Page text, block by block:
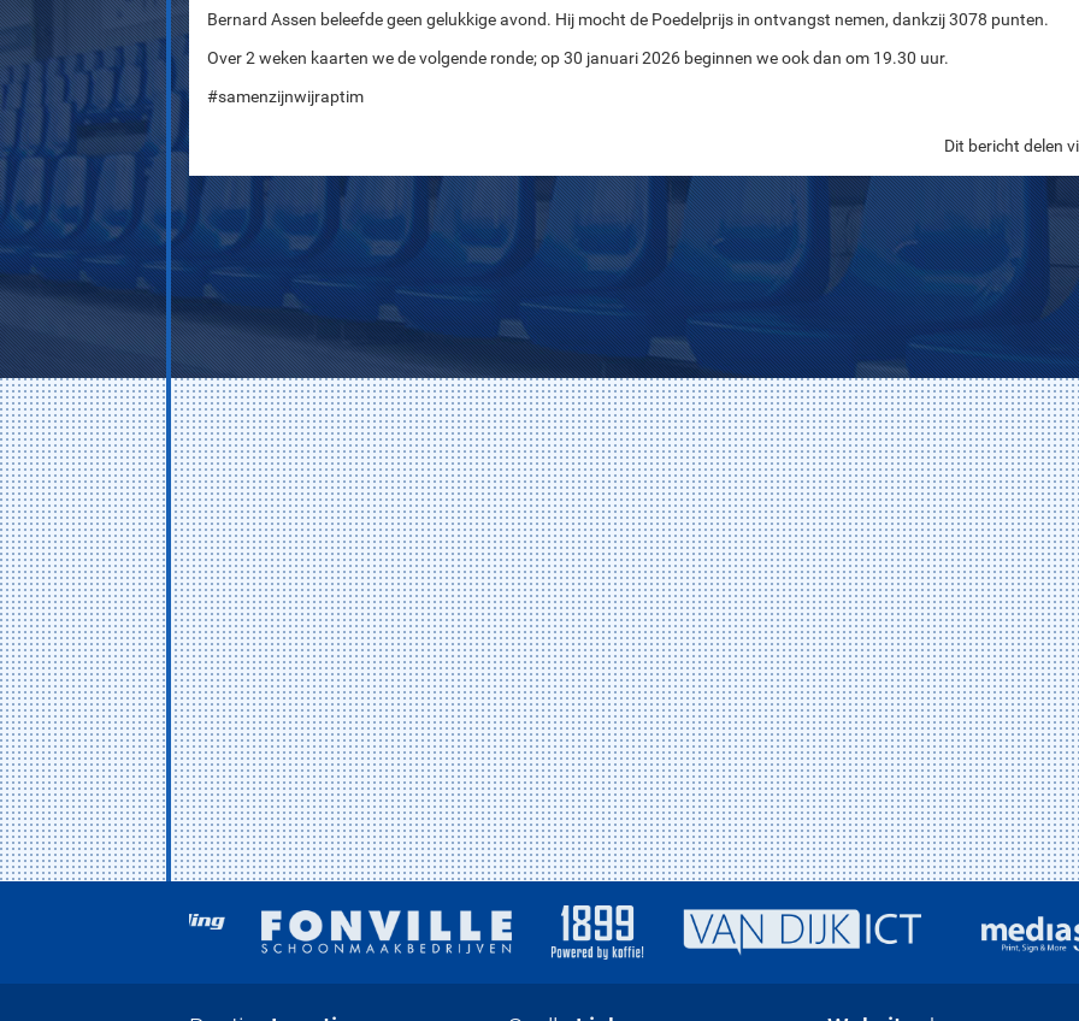
Bernard Assen beleefde geen gelukkige avond. Hij mocht de Poedelprijs in ontvangst nemen, dankzij 3078 punten.
Over 2 weken kaarten we de volgende ronde; op 30 januari 2026 beginnen we ook dan om 19.30 uur.
#samenzijnwijraptim
Dit bericht delen